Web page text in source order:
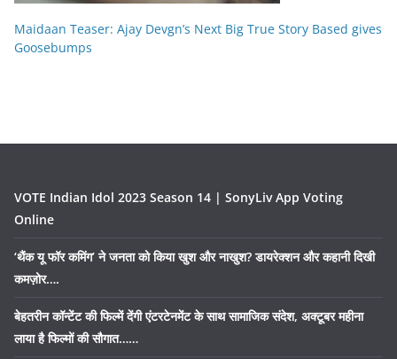
Maidaan Teaser: Ajay Devgn’s Next Big True Story Based gives
Goosebumps
VOTE Indian Idol 2023 Season 14 | SonyLiv App Voting
Online
‘थैंक यू फॉर कमिंग’ ने जनता को किया खुश और नाखुश? डायरेक्शन और कहानी दिखी
कमज़ोर….
बेहतरीन कॉन्टेंट की फिल्में देंगी एंटरटेनमेंट के साथ सामाजिक संदेश, अक्टूबर महीना
लाया है फिल्मों की सौगात……